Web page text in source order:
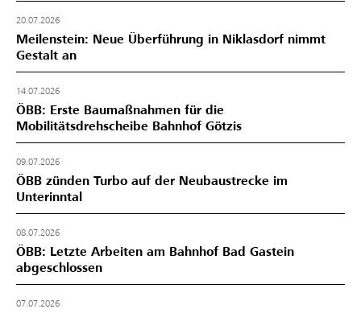
20.07.2026
Meilenstein: Neue Überführung in Niklasdorf nimmt
Gestalt an
14.07.2026
ÖBB: Erste Baumaßnahmen für die
Mobilitätsdrehscheibe Bahnhof Götzis
09.07.2026
ÖBB zünden Turbo auf der Neubaustrecke im
Unterinntal
08.07.2026
ÖBB: Letzte Arbeiten am Bahnhof Bad Gastein
abgeschlossen
07.07.2026